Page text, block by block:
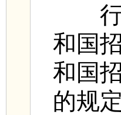
行
和国
和国
的规